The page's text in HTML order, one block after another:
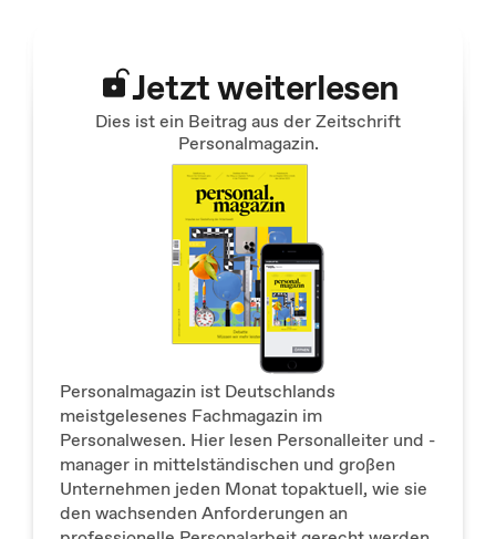
Jetzt weiterlesen
Dies ist ein Beitrag aus der Zeitschrift
Personalmagazin.
Personalmagazin ist Deutschlands
meistgelesenes Fachmagazin im
Personalwesen. Hier lesen Personalleiter und -
manager in mittelständischen und großen
Unternehmen jeden Monat topaktuell, wie sie
den wachsenden Anforderungen an